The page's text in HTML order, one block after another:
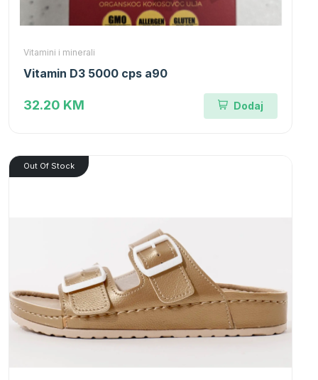
Vitamini i minerali
Vitamin D3 5000 cps a90
32.20 KM Dodaj
Out Of Stock